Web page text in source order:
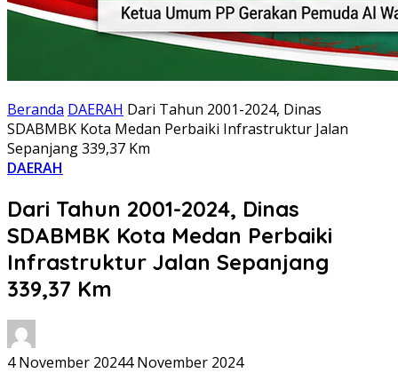
Beranda DAERAH Dari Tahun 2001-2024, Dinas
SDABMBK Kota Medan Perbaiki Infrastruktur Jalan
Sepanjang 339,37 Km
DAERAH
Dari Tahun 2001-2024, Dinas
SDABMBK Kota Medan Perbaiki
Infrastruktur Jalan Sepanjang
339,37 Km
4 November 20244 November 2024